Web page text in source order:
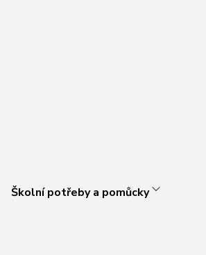
Školní potřeby a pomůcky